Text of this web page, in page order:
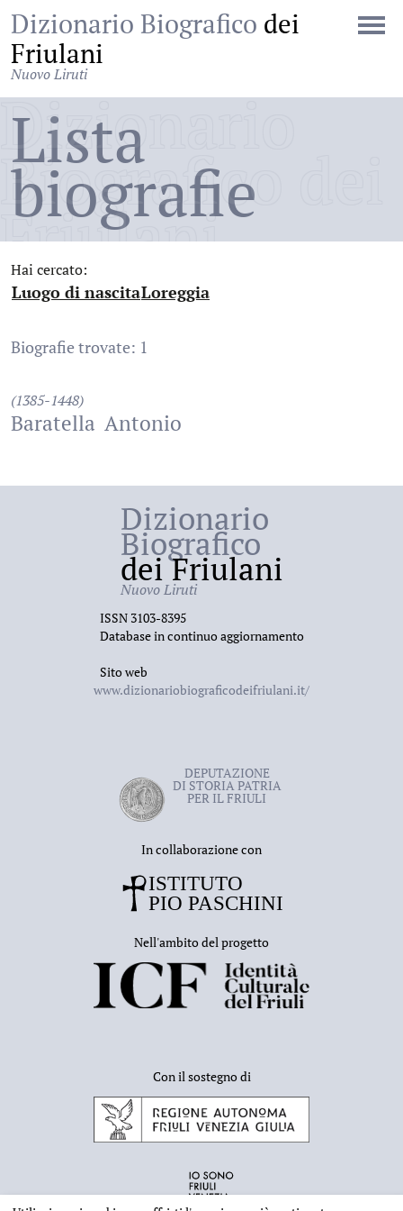
Dizionario Biografico dei
Friulani
Nuovo Liruti
Dizionario
Biografico dei
Friulani
Lista
biografie
Hai cercato:
Luogo di nascita
:Loreggia
Biografie trovate: 1
(1385-1448)
Baratella Antonio
Dizionario
Biografico
dei Friulani
Nuovo Liruti
ISSN 3103-8395
Database in continuo aggiornamento
Sito web
www.dizionariobiograficodeifriulani.it/
DEPUTAZIONE
DI STORIA PATRIA
PER IL FRIULI
In collaborazione con
Nell'ambito del progetto
Con il sostegno di